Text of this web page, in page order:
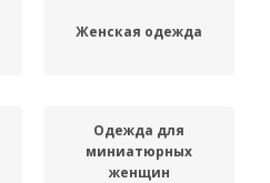
Женская одежда
Одежда для
миниатюрных
женщин